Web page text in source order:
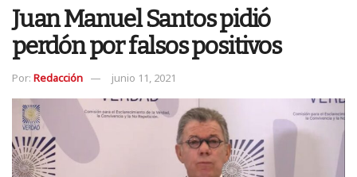
Juan Manuel Santos pidió
perdón por falsos positivos
Por: Redacción junio 11, 2021